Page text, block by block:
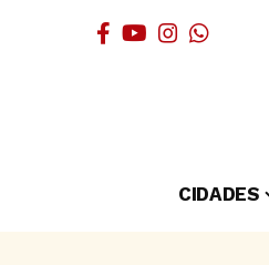
CIDADES